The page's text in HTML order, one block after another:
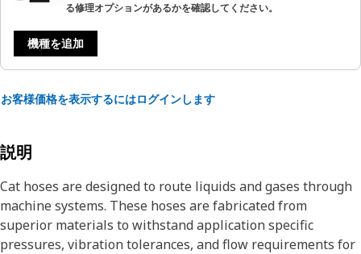
る修理オプションがあるかを確認してください。
機種を追加
お客様価格を表示するにはログインします
説明
Cat hoses are designed to route liquids and gases through
machine systems. These hoses are fabricated from
superior materials to withstand application specific
pressures, vibration tolerances, and flow requirements for